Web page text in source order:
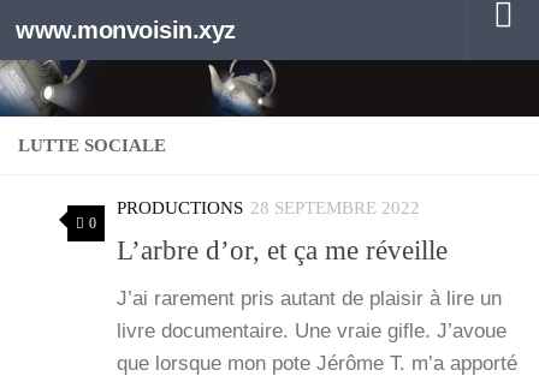
Au dessous du contenu
www.monvoisin.xyz
LUTTE SOCIALE
0
PRODUCTIONS 28 SEPTEMBRE 2022
L’arbre d’or, et ça me réveille
J’ai rare­ment pris autant de plai­sir à lire un
livre docu­men­taire. Une vraie gifle. J’a­voue
que lorsque mon pote Jérôme T. m’a appor­té